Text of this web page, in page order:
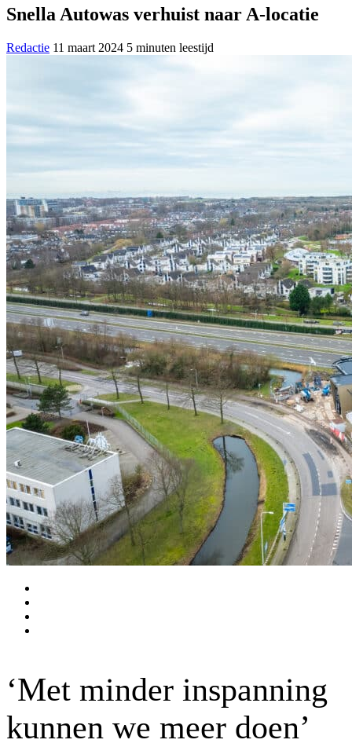
Snella Autowas verhuist naar A-locatie
Redactie 11 maart 2024 5 minuten leestijd
‘Met minder inspanning
kunnen we meer doen’